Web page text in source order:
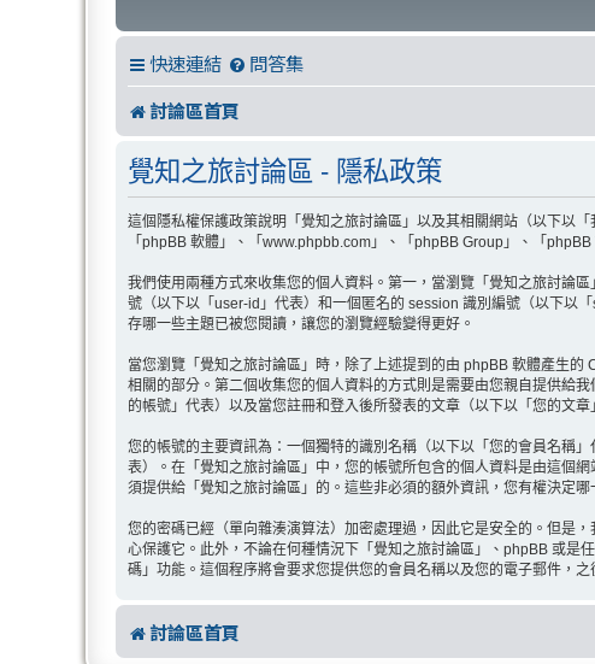
快速連結 問答集
討論區首頁
覺知之旅討論區 - 隱私政策
這個隱私權保護政策說明「覺知之旅討論區」以及其相關網站（以下以
「phpBB 軟體」、「www.phpbb.com」、「phpBB Group」、「
我們使用兩種方式來收集您的個人資料。第一，當瀏覽「覺知之旅討論
號（以下以「user-id」代表）和一個匿名的 session 識別編號（以下以
存哪一些主題已被您閱讀，讓您的瀏覽經驗變得更好。
當您瀏覽「覺知之旅討論區」時，除了上述提到的由 phpBB 軟體產生
相關的部分。第二個收集您的個人資料的方式則是需要由您親自提供給
的帳號」代表）以及當您註冊和登入後所發表的文章（以下以「您的文章
您的帳號的主要資訊為：一個獨特的識別名稱（以下以「您的會員名稱
表）。在「覺知之旅討論區」中，您的帳號所包含的個人資料是由這個
須提供給「覺知之旅討論區」的。這些非必須的額外資訊，您有權決定
您的密碼已經（單向雜湊演算法）加密處理過，因此它是安全的。但是
心保護它。此外，不論在何種情況下「覺知之旅討論區」、phpBB 或是
碼」功能。這個程序將會要求您提供您的會員名稱以及您的電子郵件，
討論區首頁